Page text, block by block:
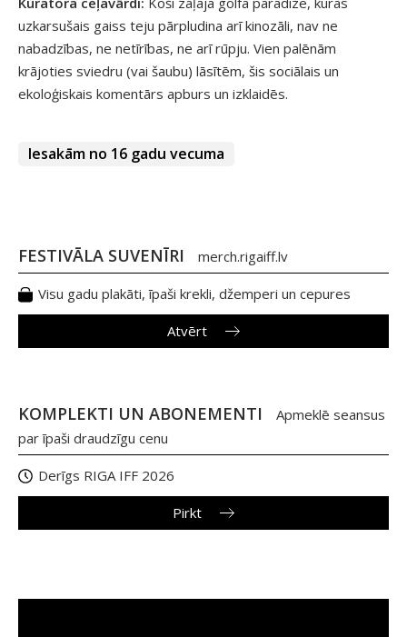
uzkarsušais gaiss teju pārpludina arī kinozāli, nav ne
nabadzības, ne netīrības, ne arī rūpju. Vien palēnām
krājoties sviedru (vai šaubu) lāsītēm, šis sociālais un
ekoloģiskais komentārs apburs un izklaidēs.
Iesakām no 16 gadu vecuma
FESTIVĀLA SUVENĪRI merch.rigaiff.lv
Visu gadu plakāti, īpaši krekli, džemperi un cepures
Atvērt
KOMPLEKTI UN ABONEMENTI
Apmeklē seansus
par īpaši draudzīgu cenu
Derīgs RIGA IFF 2026
Pirkt